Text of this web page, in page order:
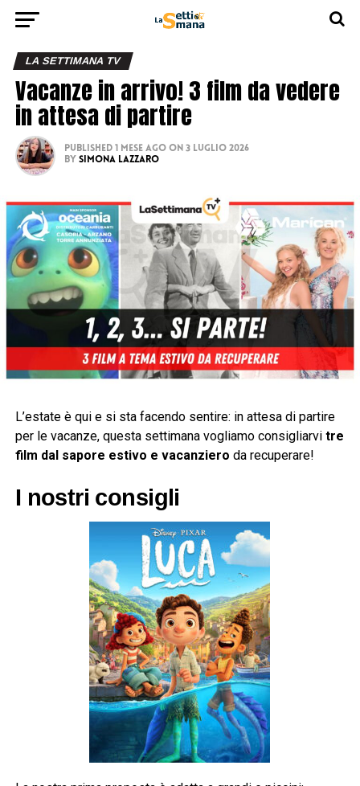
LA SETTIMANA TV
Vacanze in arrivo! 3 film da vedere
in attesa di partire
Published 1 mese ago on 3 Luglio 2026
By Simona Lazzaro
L’estate è qui e si sta facendo sentire: in attesa di partire
per le vacanze, questa settimana vogliamo consigliarvitre
film dal sapore estivo e vacanziero da recuperare!
I nostri consigli